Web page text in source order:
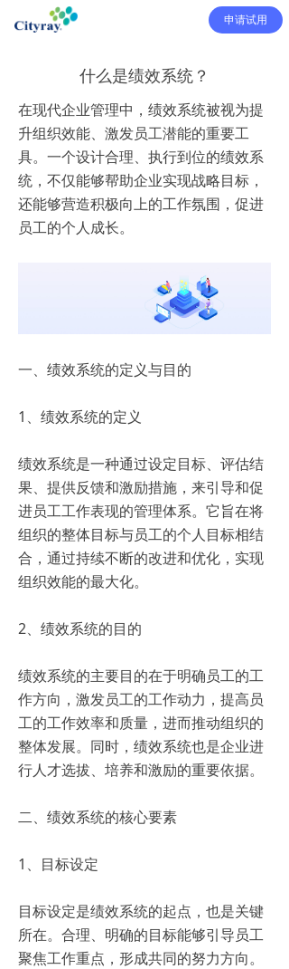
申请试用
什么是绩效系统？
在现代企业管理中，绩效系统被视为提
升组织效能、激发员工潜能的重要工
具。一个设计合理、执行到位的绩效系
统，不仅能够帮助企业实现战略目标，
还能够营造积极向上的工作氛围，促进
员工的个人成长。
一、绩效系统的定义与目的
1、绩效系统的定义
绩效系统是一种通过设定目标、评估结
果、提供反馈和激励措施，来引导和促
进员工工作表现的管理体系。它旨在将
组织的整体目标与员工的个人目标相结
合，通过持续不断的改进和优化，实现
组织效能的最大化。
2、绩效系统的目的
绩效系统的主要目的在于明确员工的工
作方向，激发员工的工作动力，提高员
工的工作效率和质量，进而推动组织的
整体发展。同时，绩效系统也是企业进
行人才选拔、培养和激励的重要依据。
二、绩效系统的核心要素
1、目标设定
目标设定是绩效系统的起点，也是关键
所在。合理、明确的目标能够引导员工
聚焦工作重点，形成共同的努力方向。